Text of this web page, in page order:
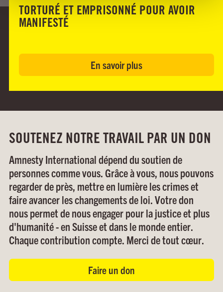
TORTURÉ ET EMPRISONNÉ POUR AVOIR
MANIFESTÉ
En savoir plus
SOUTENEZ NOTRE TRAVAIL PAR UN DON
Amnesty International dépend du soutien de
personnes comme vous. Grâce à vous, nous pouvons
regarder de près, mettre en lumière les crimes et
faire avancer les changements de loi. Votre don
nous permet de nous engager pour la justice et plus
d'humanité - en Suisse et dans le monde entier.
Chaque contribution compte. Merci de tout cœur.
Faire un don